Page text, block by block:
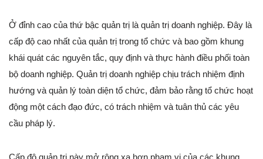
Ở đỉnh cao của thứ bậc quản trị là quản trị doanh nghiệp. Đây là
cấp độ cao nhất của quản trị trong tổ chức và bao gồm khung
khái quát các nguyên tắc, quy định và thực hành điều phối toàn
bộ doanh nghiệp. Quản trị doanh nghiệp chịu trách nhiệm định
hướng và quản lý toàn diện tổ chức, đảm bảo rằng tổ chức hoạt
động một cách đạo đức, có trách nhiệm và tuân thủ các yêu
cầu pháp lý.